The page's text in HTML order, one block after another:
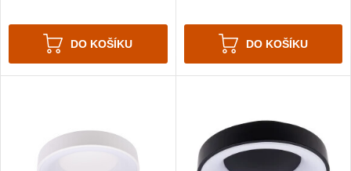
DO KOŠÍKU DO KOŠÍKU